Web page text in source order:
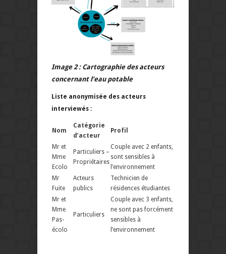
Image 2 : Cartographie des acteurs
concernant l’eau potable
Liste anonymisée des acteurs
interviewés :
Nom
Catégorie
d’acteur
Profil
Mr et
Mme
Ecolo
Particuliers –
Propriétaires
Couple avec 2 enfants,
sont sensibles à
l’environnement
Mr
Fuite
Acteurs
publics
Technicien de
résidences étudiantes
Mr et
Mme
Pas-
écolo
Particuliers
Couple avec 3 enfants,
ne sont pas forcément
sensibles à
l’environnement